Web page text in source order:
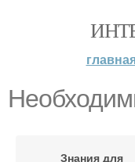
Знания для